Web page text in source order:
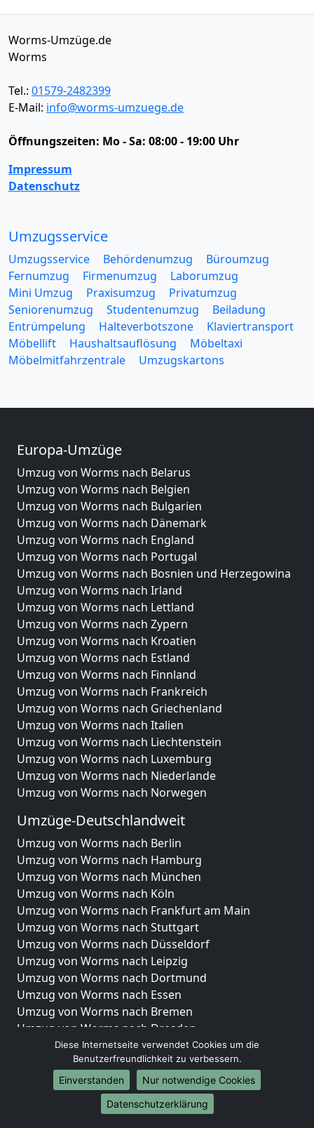
Worms-Umzüge.de
Worms
Tel.: 01579-2482399
E-Mail: info@worms-umzuege.de
Öffnungszeiten: Mo - Sa: 08:00 - 19:00 Uhr
Impressum
Datenschutz
Umzugsservice
Umzugsservice Behördenumzug
Büroumzug
Fernumzug
Firmenumzug
Laborumzug
Mini Umzug
Praxisumzug
Privatumzug
Seniorenumzug
Studentenumzug
Beiladung
Entrümpelung
Halteverbotszone
Klaviertransport
Möbellift
Haushaltsauflösung
Möbeltaxi
Möbelmitfahrzentrale
Umzugskartons
Europa-Umzüge
Umzug von Worms nach Belarus
Umzug von Worms nach Belgien
Umzug von Worms nach Bulgarien
Umzug von Worms nach Dänemark
Umzug von Worms nach England
Umzug von Worms nach Portugal
Umzug von Worms nach Bosnien und Herzegowina
Umzug von Worms nach Irland
Umzug von Worms nach Lettland
Umzug von Worms nach Zypern
Umzug von Worms nach Kroatien
Umzug von Worms nach Estland
Umzug von Worms nach Finnland
Umzug von Worms nach Frankreich
Umzug von Worms nach Griechenland
Umzug von Worms nach Italien
Umzug von Worms nach Liechtenstein
Umzug von Worms nach Luxemburg
Umzug von Worms nach Niederlande
Umzug von Worms nach Norwegen
Umzüge-Deutschlandweit
Umzug von Worms nach Berlin
Umzug von Worms nach Hamburg
Umzug von Worms nach München
Umzug von Worms nach Köln
Umzug von Worms nach Frankfurt am Main
Umzug von Worms nach Stuttgart
Umzug von Worms nach Düsseldorf
Umzug von Worms nach Leipzig
Umzug von Worms nach Dortmund
Umzug von Worms nach Essen
Umzug von Worms nach Bremen
Umzug von Worms nach Dresden
Umzug von Worms nach Hannover
Umzug von Worms nach Nürnberg
Umzug von Worms nach Duisburg
Umzug von Worms nach Bochum
Umzug von Worms nach Wuppertal
Diese Internetseite verwendet Cookies um die
Benutzerfreundlichkeit zu verbessern.
Einverstanden
Nur notwendige Cookies
Datenschutzerklärung